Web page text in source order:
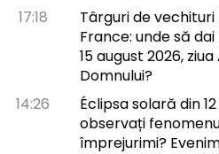
17:18
Târguri de
France: unde să
15 august 2026,
Domnului?
14:26
Éclipsa solară din
observați
împrejurimi?